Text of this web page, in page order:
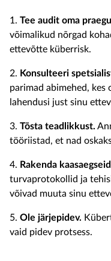
1. Tee audit oma
võimalikud nõrgad
ettevõtte küberrisk.
2. Konsulteeri
parimad abimehed, kes
lahendusi just sinu
3. Tõsta teadlikkust.
tööriistad, et nad
4. Rakenda
turvaprotokollid ja
võivad muuta sinu
5. Ole järjepidev.
vaid pidev protsess.